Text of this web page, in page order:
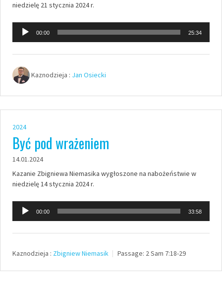
niedzielę 21 stycznia 2024 r.
Odtwarzacz
plików
dźwiękowych
00:00 25:34
Kaznodzieja : Jan Osiecki
2024
Być pod wrażeniem
14.01.2024
Kazanie Zbigniewa Niemasika wygłoszone na nabożeństwie w
niedzielę 14 stycznia 2024 r.
Odtwarzacz
plików
dźwiękowych
00:00 33:58
Kaznodzieja : Zbigniew Niemasik Passage: 2 Sam 7:18-29